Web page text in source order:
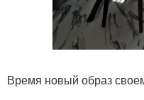
Время новый образ